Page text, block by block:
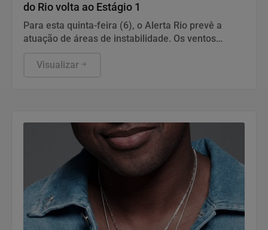
do Rio volta ao Estágio 1
Para esta quinta-feira (6), o Alerta Rio prevê a
atuação de áreas de instabilidade. Os ventos
com rajadas isoladas fortes.
Visualizar